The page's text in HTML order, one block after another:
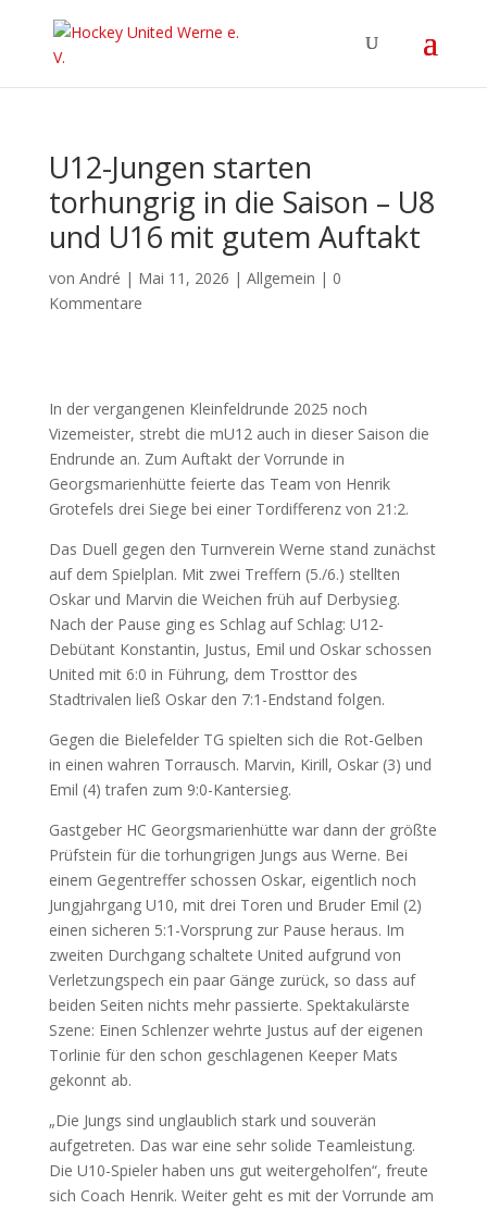
U12-Jungen starten
torhungrig in die Saison – U8
und U16 mit gutem Auftakt
von André | Mai 11, 2026 | Allgemein | 0
Kommentare
In der vergangenen Kleinfeldrunde 2025 noch
Vizemeister, strebt die mU12 auch in dieser Saison die
Endrunde an. Zum Auftakt der Vorrunde in
Georgsmarienhütte feierte das Team von Henrik
Grotefels drei Siege bei einer Tordifferenz von 21:2.
Das Duell gegen den Turnverein Werne stand zunächst
auf dem Spielplan. Mit zwei Treffern (5./6.) stellten
Oskar und Marvin die Weichen früh auf Derbysieg.
Nach der Pause ging es Schlag auf Schlag: U12-
Debütant Konstantin, Justus, Emil und Oskar schossen
United mit 6:0 in Führung, dem Trosttor des
Stadtrivalen ließ Oskar den 7:1-Endstand folgen.
Gegen die Bielefelder TG spielten sich die Rot-Gelben
in einen wahren Torrausch. Marvin, Kirill, Oskar (3) und
Emil (4) trafen zum 9:0-Kantersieg.
Gastgeber HC Georgsmarienhütte war dann der größte
Prüfstein für die torhungrigen Jungs aus Werne. Bei
einem Gegentreffer schossen Oskar, eigentlich noch
Jungjahrgang U10, mit drei Toren und Bruder Emil (2)
einen sicheren 5:1-Vorsprung zur Pause heraus. Im
zweiten Durchgang schaltete United aufgrund von
Verletzungspech ein paar Gänge zurück, so dass auf
beiden Seiten nichts mehr passierte. Spektakulärste
Szene: Einen Schlenzer wehrte Justus auf der eigenen
Torlinie für den schon geschlagenen Keeper Mats
gekonnt ab.
„Die Jungs sind unglaublich stark und souverän
aufgetreten. Das war eine sehr solide Teamleistung.
Die U10-Spieler haben uns gut weitergeholfen“, freute
sich Coach Henrik. Weiter geht es mit der Vorrunde am